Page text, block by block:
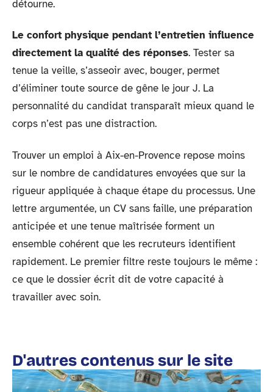
détourne.
Le confort physique pendant l’entretien influence
directement la qualité des réponses. Tester sa
tenue la veille, s’asseoir avec, bouger, permet
d’éliminer toute source de gêne le jour J. La
personnalité du candidat transparaît mieux quand le
corps n’est pas une distraction.
Trouver un emploi à Aix-en-Provence repose moins
sur le nombre de candidatures envoyées que sur la
rigueur appliquée à chaque étape du processus. Une
lettre argumentée, un CV sans faille, une préparation
anticipée et une tenue maîtrisée forment un
ensemble cohérent que les recruteurs identifient
rapidement. Le premier filtre reste toujours le même :
ce que le dossier écrit dit de votre capacité à
travailler avec soin.
D'autres contenus sur le site